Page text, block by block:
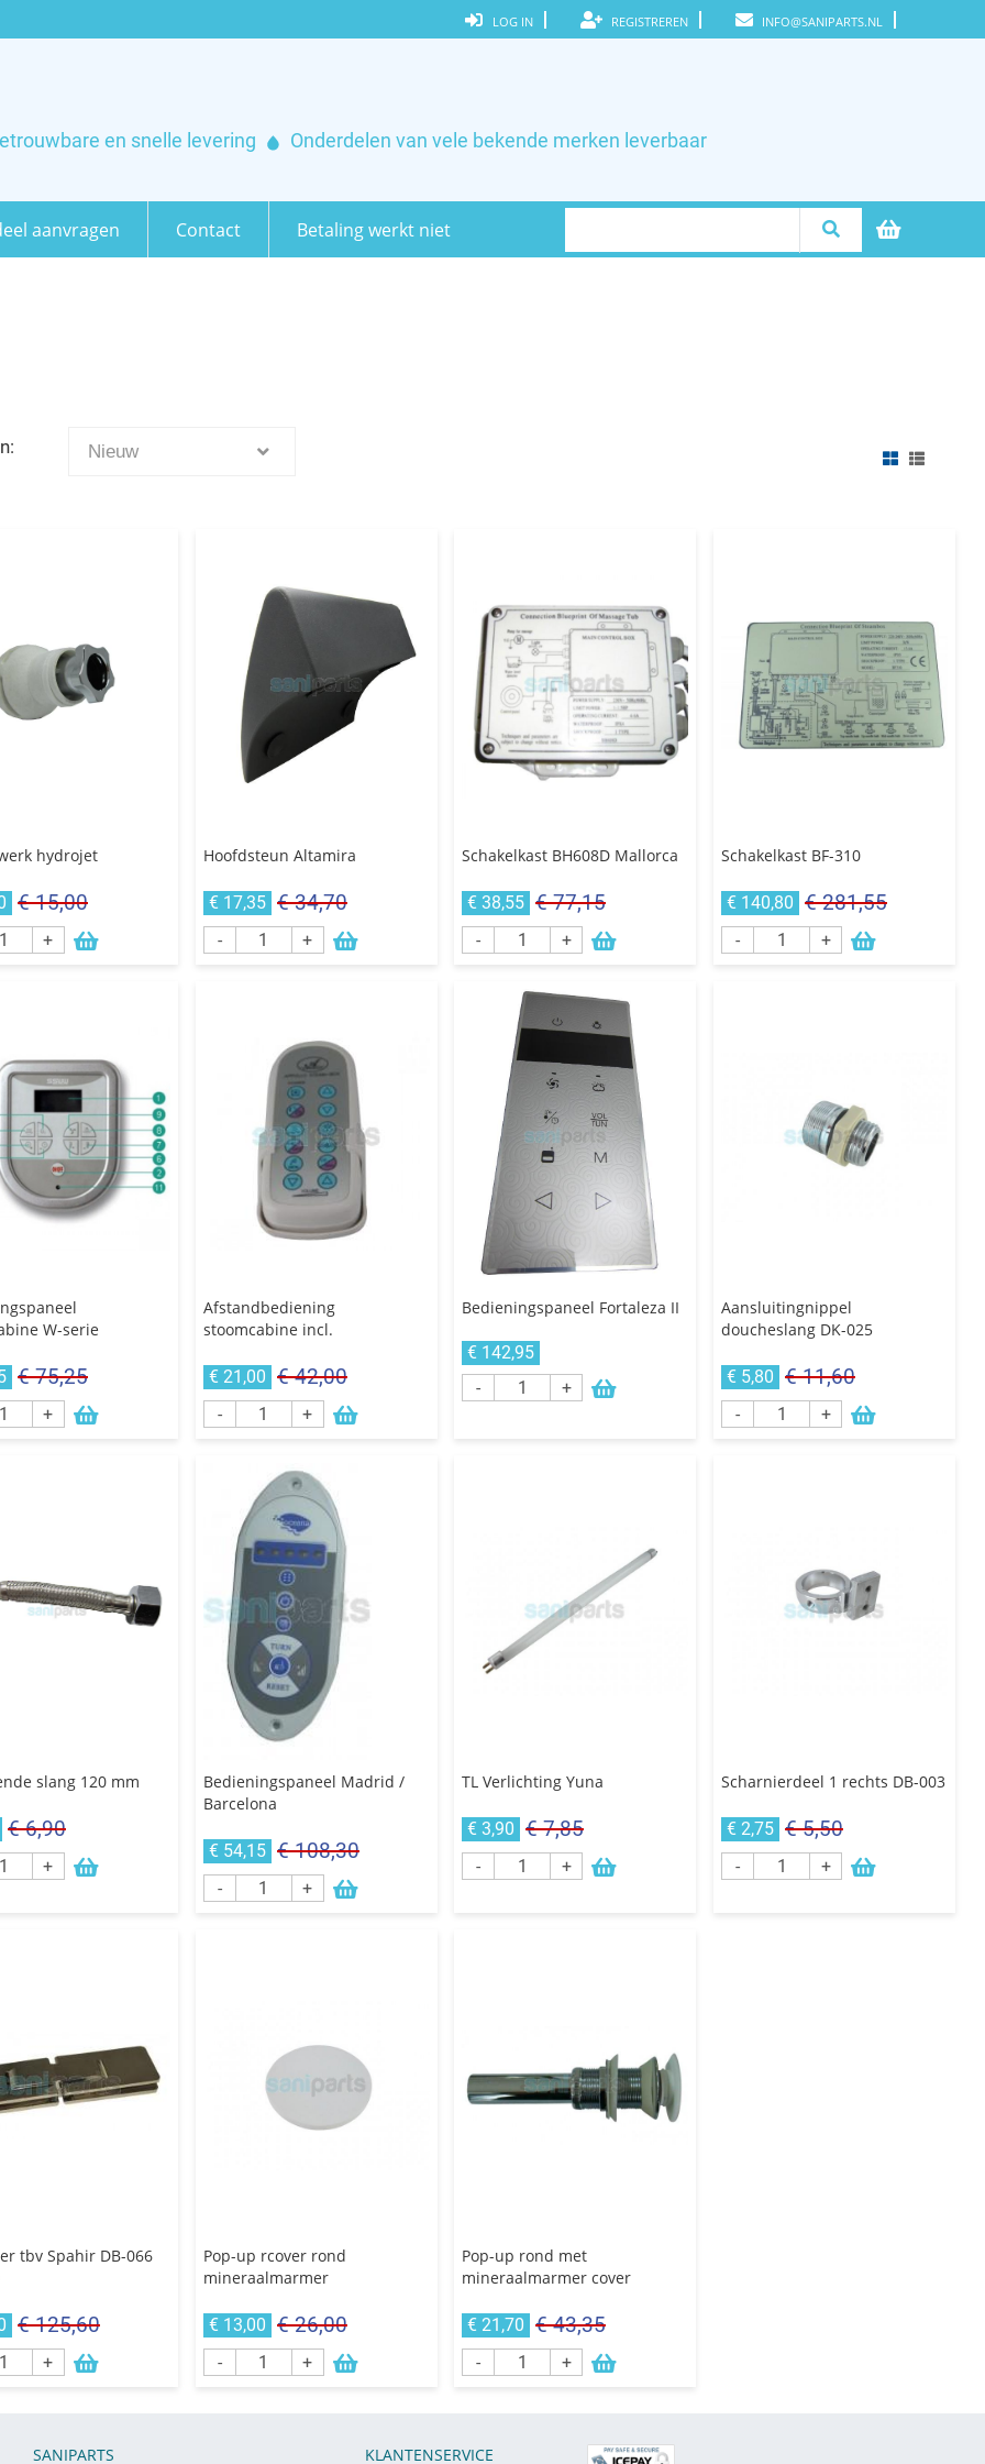
LOG IN REGISTREREN INFO@SANIPARTS.NL
en snelle levering Onderdelen van vele bekende merken leverbaar
aanvragen Contact Betaling werkt niet
Nieuw
hydrojet
€ 15,00
+
Hoofdsteun Altamira
€ 17,35 € 34,70
- +
Schakelkast BH608D Mallorca
€ 38,55 € 77,15
- +
Schakelkast BF-310
€ 140,80 € 281,55
- +
W-serie
€ 75,25
+
Afstandbediening
stoomcabine incl.
€ 21,00 € 42,00
- +
Bedieningspaneel Fortaleza II
€ 142,95
-
+
Aansluitingnippel
doucheslang DK-025
€ 5,80 € 11,60
- +
slang 120 mm
€ 6,90
+
Bedieningspaneel Madrid /
Barcelona
€ 54,15 € 108,30
- +
TL Verlichting Yuna
€ 3,90 € 7,85
- +
Scharnierdeel 1 rechts DB-003
€ 2,75 € 5,50
- +
tbv Spahir DB-066
€ 125,60
+
Pop-up rcover rond
mineraalmarmer
€ 13,00 € 26,00
- +
Pop-up rond met
mineraalmarmer cover
€ 21,70 € 43,35
- +
SANIPARTS KLANTENSERVICE